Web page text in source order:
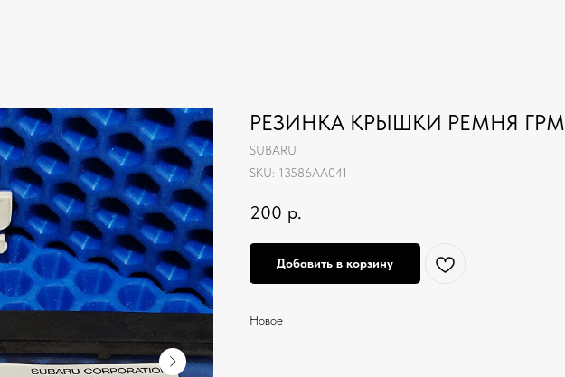
РЕЗИНКА КРЫШКИ РЕМНЯ ГРМ
SUBARU
SKU: 13586AA041
200 р.
Добавить в корзину
Новое